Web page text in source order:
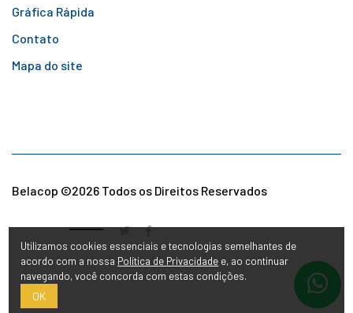
Utilizamos cookies essenciais e tecnologias semelhantes de
acordo com a nossa Política de Privacidade e, ao continuar
navegando, você concorda com estas condições.
OK
Gráfica Rápida
Contato
Mapa do site
Belacop ©2026 Todos os Direitos Reservados
Siga-nos